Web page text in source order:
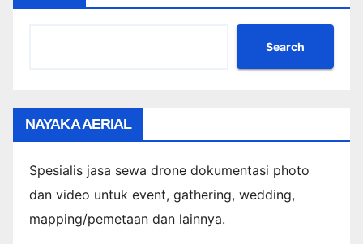
Search
NAYAKA AERIAL
Spesialis jasa sewa drone dokumentasi photo
dan video untuk event, gathering, wedding,
mapping/pemetaan dan lainnya.